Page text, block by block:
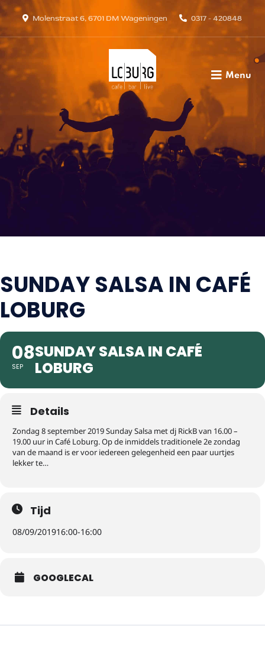
Molenstraat 6, 6701 DM Wageningen 0317 - 420848
Menu
SUNDAY SALSA IN CAFÉ
LOBURG
08
SEP
SUNDAY SALSA IN CAFÉ
LOBURG
Details
Zondag 8 september 2019 Sunday Salsa met dj RickB van 16.00 –
19.00 uur in Café Loburg. Op de inmiddels traditionele 2e zondag
van de maand is er voor iedereen gelegenheid een paar uurtjes
lekker te…
Tijd
08/09/201916:00-16:00
GOOGLECAL